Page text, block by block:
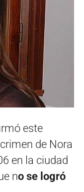
este
de Nora
en la ciudad
no se logró